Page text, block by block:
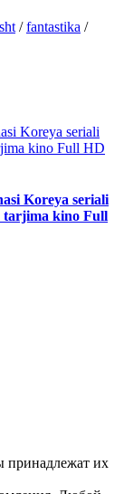
/fantastika /
Koreya seriali
tarjima kino Full
принадлежат их